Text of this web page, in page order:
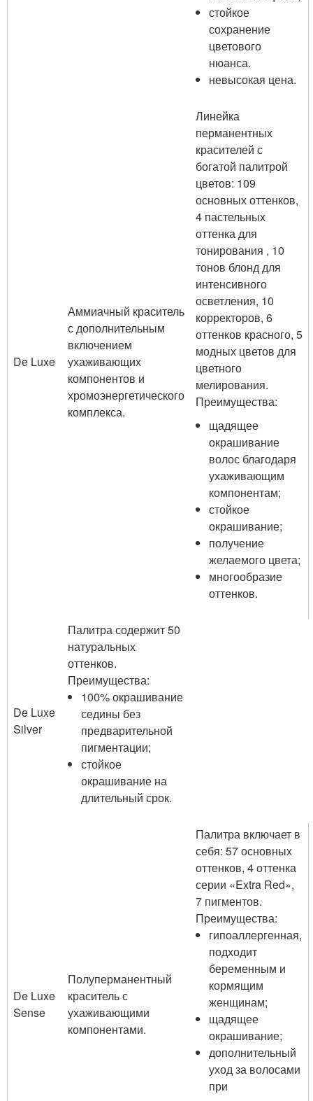
стойкое
сохранение
цветового
нюанса.
невысокая цена.
De Luxe
Аммиачный краситель
с дополнительным
включением
ухаживающих
компонентов и
хромоэнергетического
комплекса.
Линейка
перманентных
красителей с
богатой палитрой
цветов: 109
основных оттенков,
4 пастельных
оттенка для
тонирования , 10
тонов блонд для
интенсивного
осветления, 10
корректоров, 6
оттенков красного, 5
модных цветов для
цветного
мелирования.
Преимущества:
щадящее
окрашивание
волос благодаря
ухаживающим
компонентам;
стойкое
окрашивание;
получение
желаемого цвета;
многообразие
оттенков.
De Luxe
Silver
Палитра содержит 50
натуральных
оттенков.
Преимущества:
100% окрашивание
седины без
предварительной
пигментации;
стойкое
окрашивание на
длительный срок.
De Luxe
Sense
Полуперманентный
краситель с
ухаживающими
компонентами.
Палитра включает в
себя: 57 основных
оттенков, 4 оттенка
серии «Extra Red»,
7 пигментов.
Преимущества:
гипоаллергенная,
подходит
беременным и
кормящим
женщинам;
щадящее
окрашивание;
дополнительный
уход за волосами
при